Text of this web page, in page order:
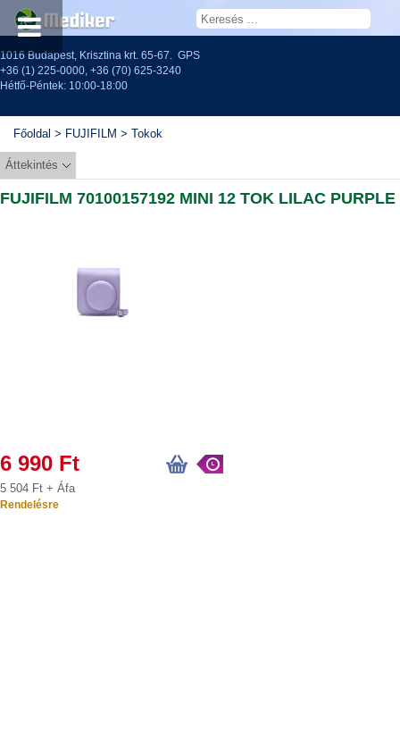
1016 Budapest, Krisztina krt. 65-67. GPS
+36 (1) 225-0000, +36 (70) 625-3240
Hétfő-Péntek: 10:00-18:00
Főoldal > FUJIFILM > Tokok
Áttekintés
FUJIFILM 70100157192 MINI 12 TOK LILAC PURPLE
6 990 Ft
5 504 Ft + Áfa
Rendelésre